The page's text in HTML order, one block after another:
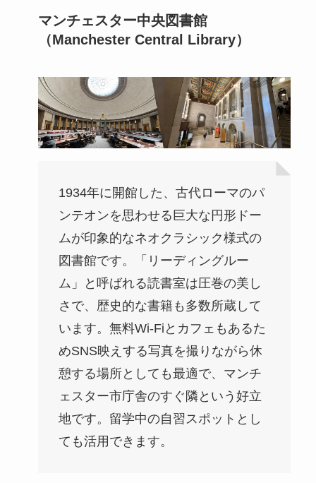
マンチェスター中央図書館
（Manchester Central Library）
1934年に開館した、古代ローマのパ
ンテオンを思わせる巨大な円形ドー
ムが印象的なネオクラシック様式の
図書館です。「リーディングルー
ム」と呼ばれる読書室は圧巻の美し
さで、歴史的な書籍も多数所蔵して
います。無料Wi-Fiとカフェもあるた
めSNS映えする写真を撮りながら休
憩する場所としても最適で、マンチ
ェスター市庁舎のすぐ隣という好立
地です。留学中の自習スポットとし
ても活用できます。